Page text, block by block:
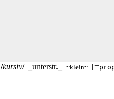
/kursiv/ unterstr. ~klein~ [=